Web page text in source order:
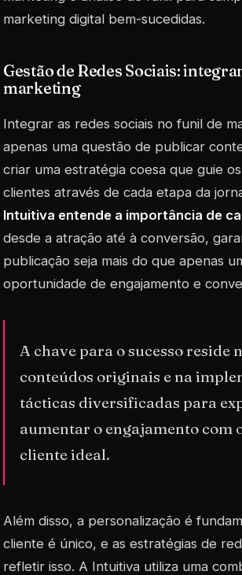
marketing digital bem-sucedidas.
Gestão de Redes Sociais:
marketing
Integrar as redes sociais no funil de
apenas uma questão de publicar
criar uma estratégia coesa que guie
clientes através de cada etapa da
Intuitiva entende a importância de
desde a atração até à conversão,
publicação seja mais do que apenas
oportunidade de engajamento e
A chave para o sucesso reside
conteúdos originais e na
tácticas diversificadas para
aumentar o engajamento com
cliente ideal.
Além disso, a personalização é
cliente é único, e as estratégias de
refletir isso. A Intuitiva utiliza uma